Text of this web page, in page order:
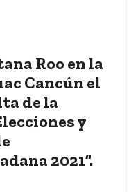
Roo en la
Cancún el
de la
y
2021”.